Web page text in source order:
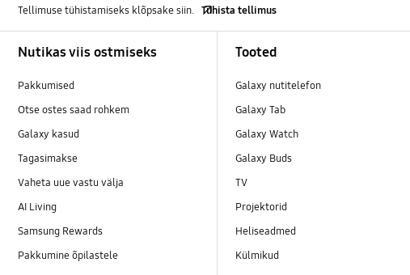
Tellimuse tühistamiseks klõpsake siin. Tühista tellimus
Nutikas viis ostmiseks
Pakkumised
Otse ostes saad rohkem
Galaxy kasud
Tagasimakse
Vaheta uue vastu välja
AI Living
Samsung Rewards
Pakkumine õpilastele
Tooted
Galaxy nutitelefon
Galaxy Tab
Galaxy Watch
Galaxy Buds
TV
Projektorid
Heliseadmed
Külmikud